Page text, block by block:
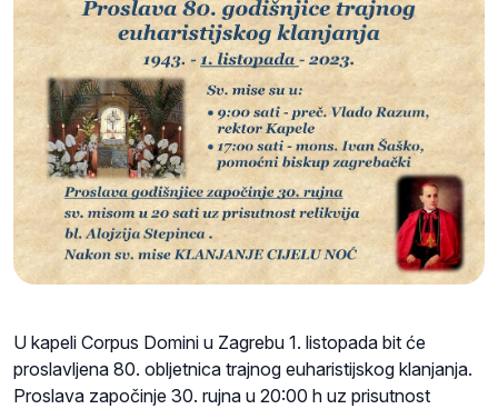
U kapeli Corpus Domini u Zagrebu 1. listopada bit će
proslavljena 80. obljetnica trajnog euharistijskog klanjanja.
Proslava započinje 30. rujna u 20:00 h uz prisutnost